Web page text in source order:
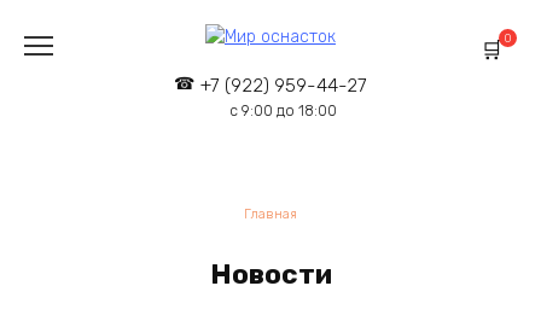
содержанию
+7 (922) 959-44-27
с 9:00 до 18:00
0
Главная
Новости